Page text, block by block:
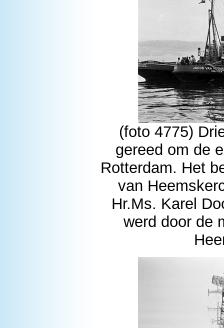
(foto 4775)
gereed om de
Rotterdam. Het
van
Hr.Ms. Karel
werd door de